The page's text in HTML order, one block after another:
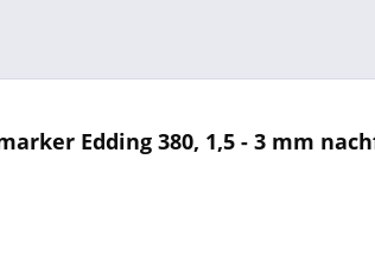
Edding 380, 1,5 - 3 mm